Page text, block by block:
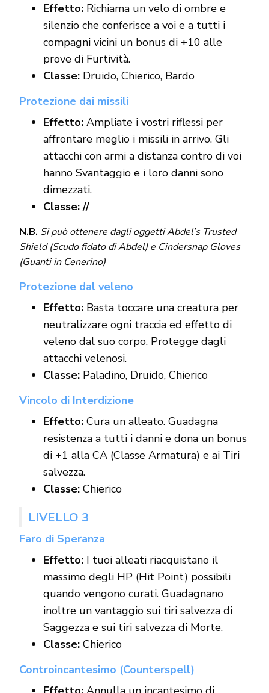
Effetto:Richiama un velo di ombre e
silenzio che conferisce a voi e a tutti i
compagni vicini un bonus di +10 alle
prove di Furtività.
Classe:Druido, Chierico, Bardo
Protezione dai missili
Effetto:Ampliate i vostri riflessi per
affrontare meglio i missili in arrivo. Gli
attacchi con armi a distanza contro di voi
hanno Svantaggio e i loro danni sono
dimezzati.
Classe: //
N.B. Si può ottenere dagli oggetti Abdel’s Trusted
Shield (Scudo fidato di Abdel) e Cindersnap Gloves
(Guanti in Cenerino)
Protezione dal veleno
Effetto:Basta toccare una creatura per
neutralizzare ogni traccia ed effetto di
veleno dal suo corpo. Protegge dagli
attacchi velenosi.
Classe:Paladino, Druido, Chierico
Vincolo di Interdizione
Effetto:Cura un alleato. Guadagna
resistenza a tutti i danni e dona un bonus
di +1 alla CA (Classe Armatura) e ai Tiri
salvezza.
Classe:Chierico
LIVELLO 3
Faro di Speranza
Effetto:I tuoi alleati riacquistano il
massimo degli HP (Hit Point) possibili
quando vengono curati. Guadagnano
inoltre un vantaggio sui tiri salvezza di
Saggezza e sui tiri salvezza di Morte.
Classe:Chierico
Controincantesimo (Counterspell)